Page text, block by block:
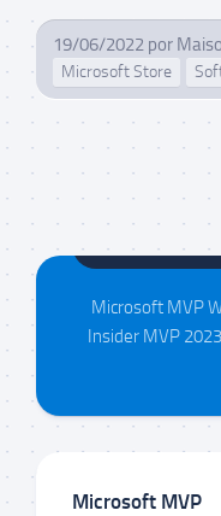
19/06/2022 por
Microsoft Store
Microsoft MVP
Insider MVP
Microsoft MVP